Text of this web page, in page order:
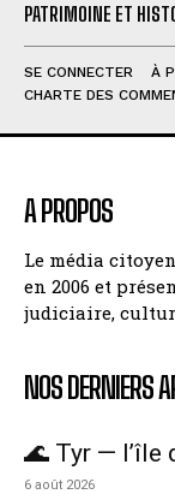
PATRIMOINE ET
SE CONNECTER À
CHARTE DES
A PROPOS
Le média
en 2006 et
judiciaire,
NOS DERNIERS
🌊 Tyr — l’île
6 août 2026